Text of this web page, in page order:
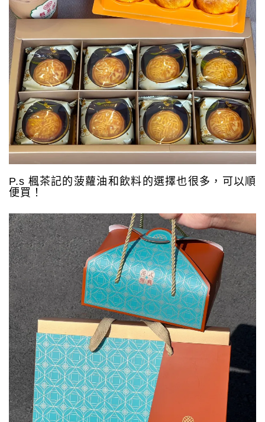
P.s 楓茶記的菠蘿油和飲料的選擇也很多，可以順
便買！